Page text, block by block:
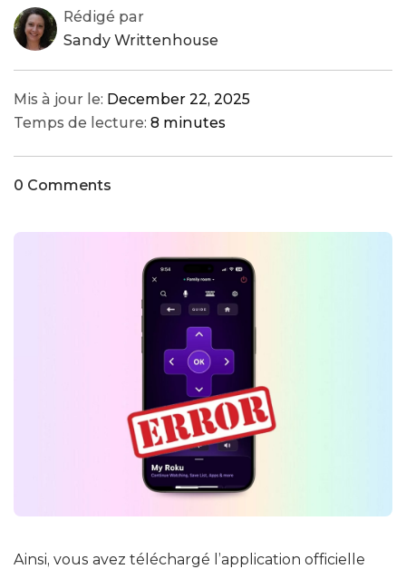
Rédigé par
Sandy Writtenhouse
Mis à jour le: December 22, 2025
Temps de lecture: 8 minutes
0 Comments
Ainsi, vous avez téléchargé l’application officielle